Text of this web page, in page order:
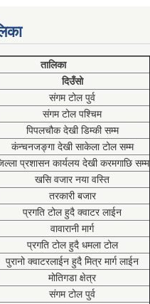
तालिका
दिउँसो
संगम टोल पुर्व
संगम टोल पश्चिम
पिपलचौक देखी डिम्की सम्म
कंन्चनजङ्गा देखी साकेला टोल सम्म
प्रशासन कार्यलय देखी करमगाछि सम्म
खसि वजार नया वस्ति
तरकारी बजार
प्रगति टोल हुदै क्वाटर लाईन
वावारानी मार्ग
प्रगति टोल हुदै धमला टोल
पुरानो क्वाटरलाईन हुदै मित्र मार्ग लाईन
मोतिगडा क्षेत्र
संगम टोल पुर्व